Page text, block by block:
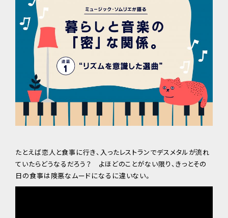
たとえば恋人と食事に行き、入ったレストランでデスメタルが流れ
ていたらどうなるだろう？ よほどのことがない限り、きっとその
日の食事は険悪なムードになるに違いない。